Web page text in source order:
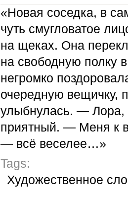
«Новая соседка, в
чуть смугловатое
на щеках. Она
на свободную полку
негромко
очередную вещичку,
улыбнулась. — Лора,
приятный. — Меня к
— всё веселее…»
Tags:
Художественное